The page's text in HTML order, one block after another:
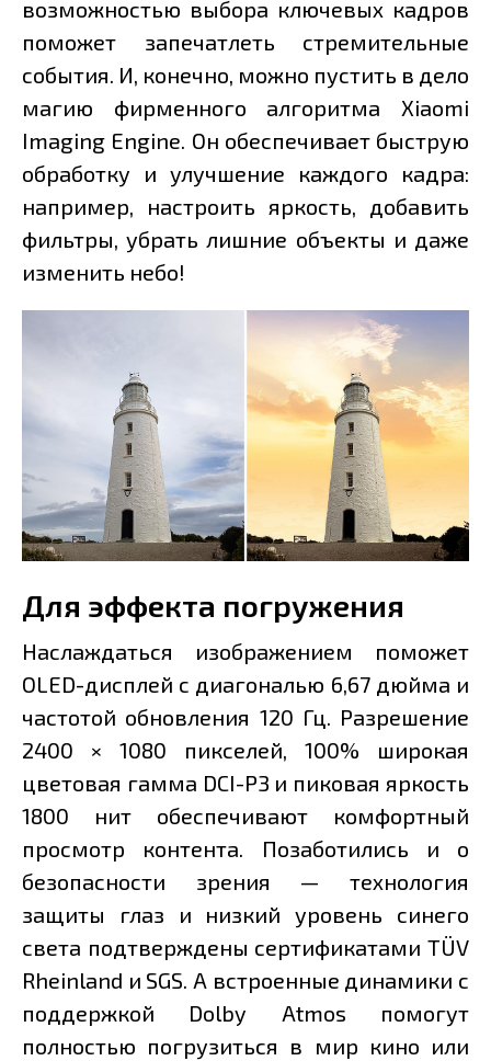
возможностью выбора ключевых кадров
поможет запечатлеть стремительные
события. И, конечно, можно пустить в дело
магию фирменного алгоритма Xiaomi
Imaging Engine. Он обеспечивает быструю
обработку и улучшение каждого кадра:
например, настроить яркость, добавить
фильтры, убрать лишние объекты и даже
изменить небо!
Для эффекта погружения
Наслаждаться изображением поможет
OLED-дисплей с диагональю 6,67 дюйма и
частотой обновления 120 Гц. Разрешение
2400 × 1080 пикселей, 100% широкая
цветовая гамма DCI-P3 и пиковая яркость
1800 нит обеспечивают комфортный
просмотр контента. Позаботились и о
безопасности зрения — технология
защиты глаз и низкий уровень синего
света подтверждены сертификатами TÜV
Rheinland и SGS. А встроенные динамики с
поддержкой Dolby Atmos помогут
полностью погрузиться в мир кино или